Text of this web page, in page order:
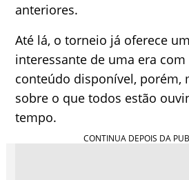
anteriores.
Até lá, o torneio já oferece
interessante de uma era com
conteúdo disponível, porém,
sobre o que todos estão
tempo.